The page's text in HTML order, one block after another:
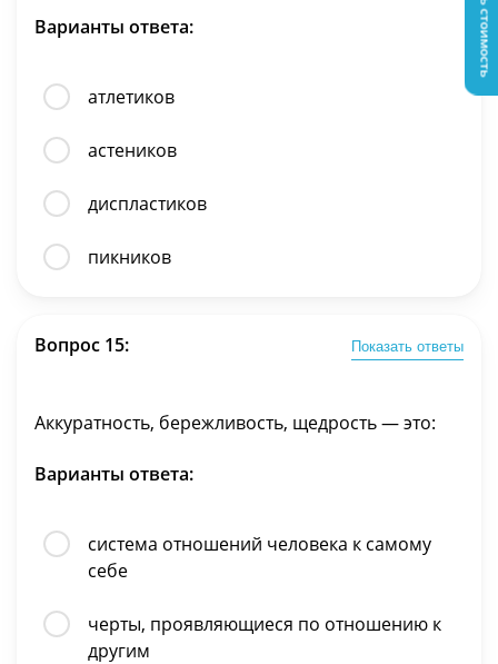
Варианты ответа:
атлетиков
астеников
диспластиков
пикников
Вопрос 15: Показать ответы
Аккуратность, бережливость, щедрость — это:
Варианты ответа:
система отношений человека к самому
себе
черты, проявляющиеся по отношению к
другим